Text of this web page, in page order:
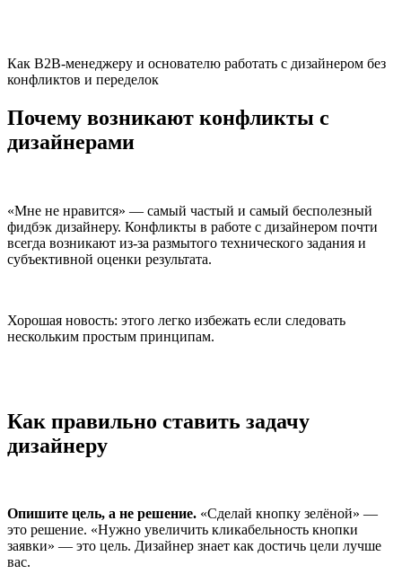
Как B2B-менеджеру и основателю работать с дизайнером без
конфликтов и переделок
Почему возникают конфликты с
дизайнерами
«Мне не нравится» — самый частый и самый бесполезный
фидбэк дизайнеру. Конфликты в работе с дизайнером почти
всегда возникают из-за размытого технического задания и
субъективной оценки результата.
Хорошая новость: этого легко избежать если следовать
нескольким простым принципам.
Как правильно ставить задачу
дизайнеру
Опишите цель, а не решение. «Сделай кнопку зелёной» —
это решение. «Нужно увеличить кликабельность кнопки
заявки» — это цель. Дизайнер знает как достичь цели лучше
вас.